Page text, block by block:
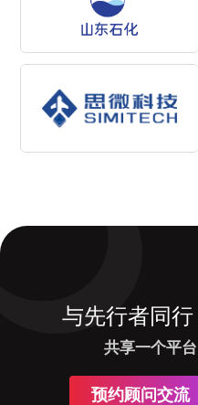
与先行者同
共享一个平
预约顾问交流